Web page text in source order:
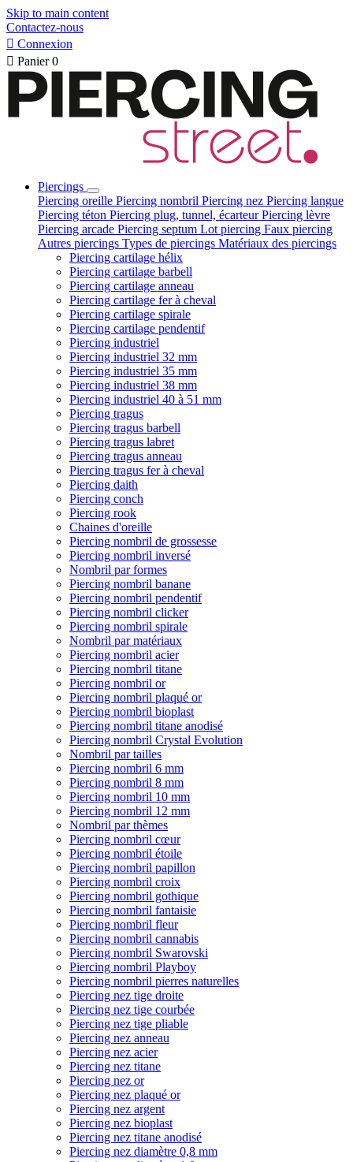
Skip to main content
Contactez-nous
 Connexion
 Panier 0
Piercings
Piercing oreille Piercing nombril Piercing nez Piercing langue
Piercing téton Piercing plug, tunnel, écarteurPiercing lèvre
Piercing arcade Piercing septum Lot piercing Faux piercing
Autres piercings Types de piercings Matériaux des piercings
Piercing cartilage hélix
Piercing cartilage barbell
Piercing cartilage anneau
Piercing cartilage fer à cheval
Piercing cartilage spirale
Piercing cartilage pendentif
Piercing industriel
Piercing industriel 32 mm
Piercing industriel 35 mm
Piercing industriel 38 mm
Piercing industriel 40 à 51 mm
Piercing tragus
Piercing tragus barbell
Piercing tragus labret
Piercing tragus anneau
Piercing tragus fer à cheval
Piercing daith
Piercing conch
Piercing rook
Chaines d'oreille
Piercing nombril de grossesse
Piercing nombril inversé
Nombril par formes
Piercing nombril banane
Piercing nombril pendentif
Piercing nombril clicker
Piercing nombril spirale
Nombril par matériaux
Piercing nombril acier
Piercing nombril titane
Piercing nombril or
Piercing nombril plaqué or
Piercing nombril bioplast
Piercing nombril titane anodisé
Piercing nombril Crystal Evolution
Nombril par tailles
Piercing nombril 6 mm
Piercing nombril 8 mm
Piercing nombril 10 mm
Piercing nombril 12 mm
Nombril par thèmes
Piercing nombril cœur
Piercing nombril étoile
Piercing nombril papillon
Piercing nombril croix
Piercing nombril gothique
Piercing nombril fantaisie
Piercing nombril fleur
Piercing nombril cannabis
Piercing nombril Swarovski
Piercing nombril Playboy
Piercing nombril pierres naturelles
Piercing nez tige droite
Piercing nez tige courbée
Piercing nez tige pliable
Piercing nez anneau
Piercing nez acier
Piercing nez titane
Piercing nez or
Piercing nez plaqué or
Piercing nez argent
Piercing nez bioplast
Piercing nez titane anodisé
Piercing nez diamètre 0,8 mm